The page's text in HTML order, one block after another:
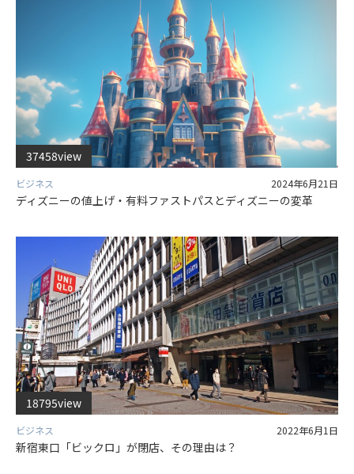
37458view
ビジネス 2024年6月21日
ディズニーの値上げ・有料ファストパスとディズニーの変革
18795view
ビジネス 2022年6月1日
新宿東口「ビックロ」が閉店、その理由は？